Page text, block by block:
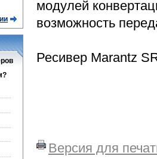
модулей
возможность
Ресивер Marantz
Версия для